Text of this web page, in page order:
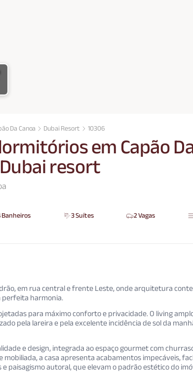
Da Canoa Dubai Resort 10306
em Capão
resort
3 Suítes 2 Vagas
em rua central e frente Leste, onde arquitetura
harmonia.
para máximo conforto e privacidade. O living
pela lareira e pela excelente incidência de sol da
e design, integrada ao espaço gourmet com
a casa apresenta acabamentos impecáveis,
paisagismo autoral, que elevam o padrão estético do